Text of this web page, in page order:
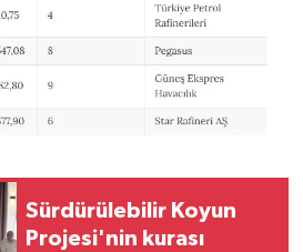
Sürdürülebilir Koyun
Projesi'nin kurası